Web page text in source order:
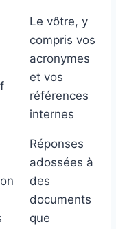
Le vôtre, y
compris vos
acronymes
et vos
références
internes
Réponses
adossées à
des
documents
que